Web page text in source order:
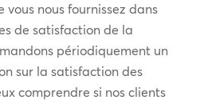
vous nous fournissez dans
de satisfaction de la
périodiquement un
sur la satisfaction des
comprendre si nos clients